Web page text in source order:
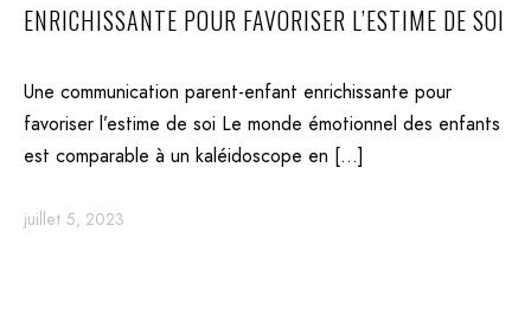
ENRICHISSANTE POUR FAVORISER L’ESTIME DE SOI
Une communication parent-enfant enrichissante pour
favoriser l’estime de soi Le monde émotionnel des enfants
est comparable à un kaléidoscope en […]
juillet 5, 2023